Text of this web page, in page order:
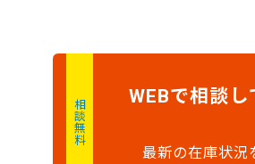
相談無料
WEBで相談
最新の在庫状況